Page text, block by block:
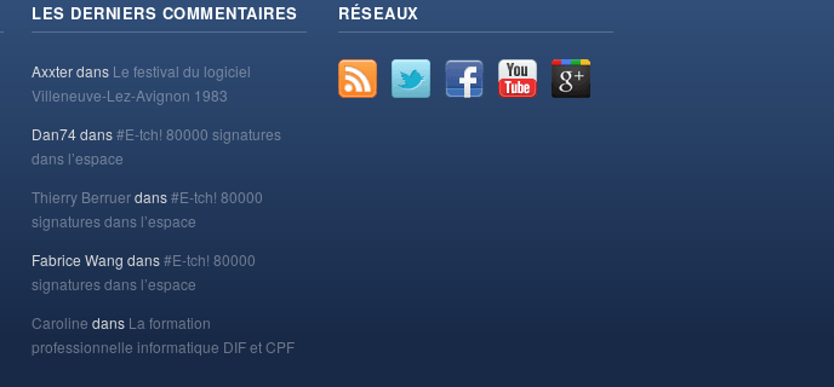
LES DERNIERS COMMENTAIRES
Axxterdans Le festival du logiciel
Villeneuve-Lez-Avignon 1983
Dan74dans#E-tch! 80000 signatures
dans l’espace
Thierry Berruerdans#E-tch! 80000
signatures dans l’espace
Fabrice Wang dans#E-tch! 80000
signatures dans l’espace
Caroline dans La formation
professionnelle informatique DIF et CPF
RÉSEAUX